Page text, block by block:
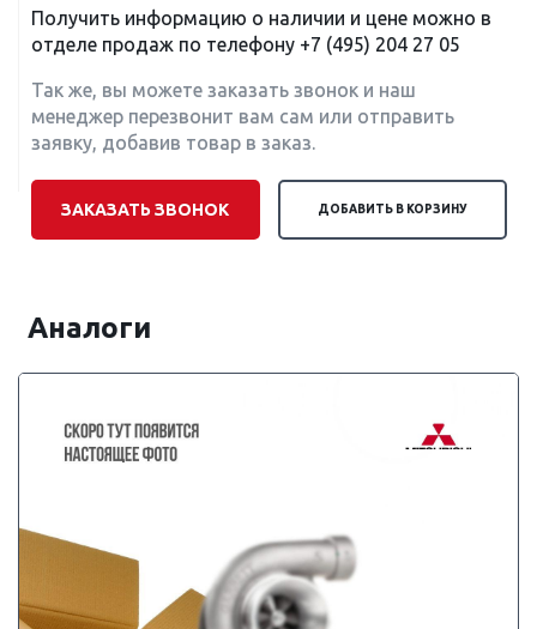
Получить информацию о наличии и цене можно в
отделе продаж по телефону +7 (495) 204 27 05
Так же, вы можете заказать звонок и наш
менеджер перезвонит вам сам или отправить
заявку, добавив товар в заказ.
ЗАКАЗАТЬ ЗВОНОК ДОБАВИТЬ В КОРЗИНУ
Аналоги